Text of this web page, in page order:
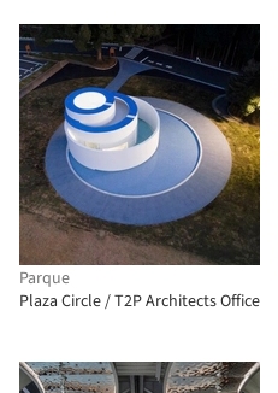
Parque
Plaza Circle / T2P Architects Office